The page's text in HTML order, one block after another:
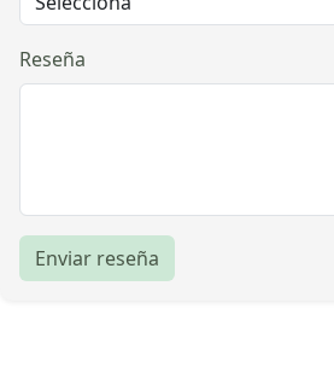
Reseña
Enviar reseña